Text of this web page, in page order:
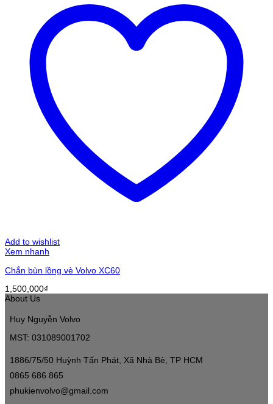
Add to wishlist
Xem nhanh
Chắn bùn lồng vè Volvo XC60
1,500,000₫
About Us
Huy Nguyễn Volvo
MST: 031089001702
1886/75/50 Huỳnh Tấn Phát, Xã Nhà Bè, TP HCM
0865 686 865
phukienvolvo@gmail.com